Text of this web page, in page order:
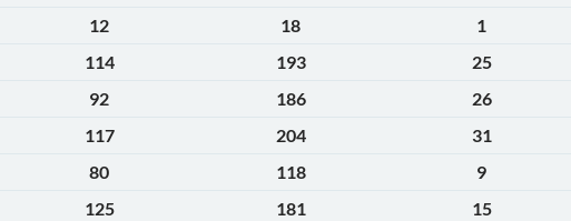
12 18 1
114 193 25
92 186 26
117 204 31
80 118 9
125 181 15